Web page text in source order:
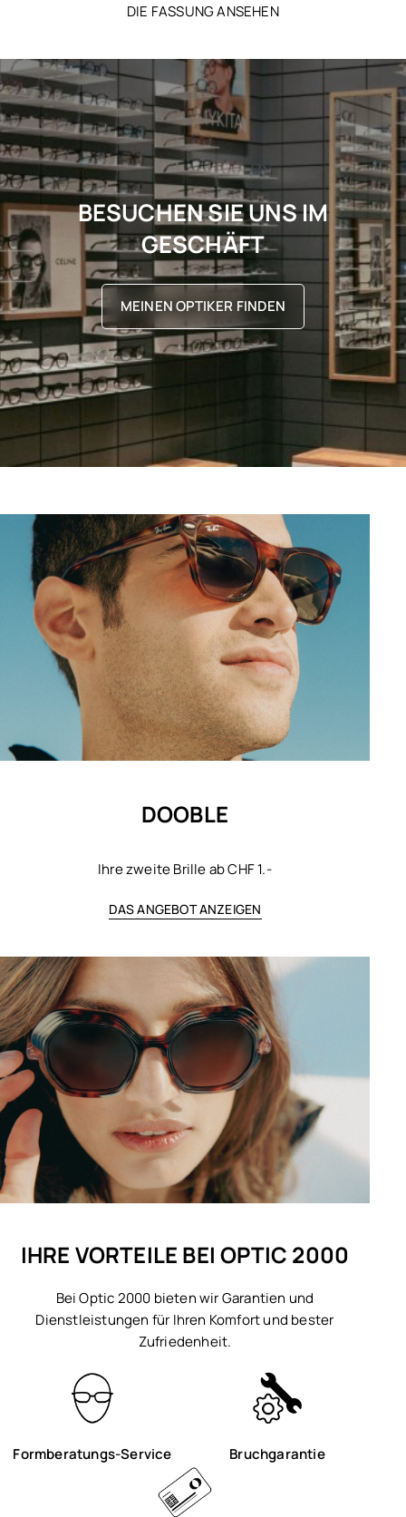
DIE FASSUNG ANSEHEN
BESUCHEN SIE UNS IM
GESCHÄFT
MEINEN OPTIKER FINDEN
DOOBLE
Ihre zweite Brille ab CHF 1.-
DAS ANGEBOT ANZEIGEN
IHRE VORTEILE BEI OPTIC 2000
Bei Optic 2000 bieten wir Garantien und
Dienstleistungen für Ihren Komfort und bester
Zufriedenheit.
Formberatungs-Service Bruchgarantie